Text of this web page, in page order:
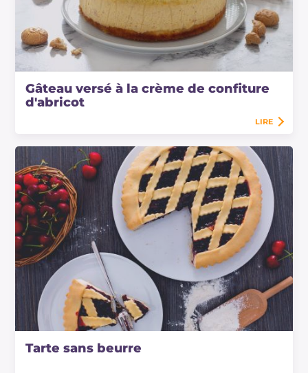
Gâteau versé à la crème de confiture
d'abricot
LIRE
Tarte sans beurre